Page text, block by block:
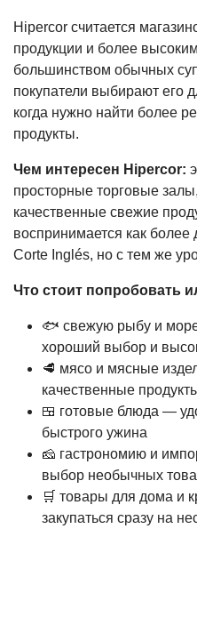
Hipercor считается
продукции и более
большинством обычных
покупатели выбирают его
когда нужно найти более
продукты.
Чем интересен Hipercor:
просторные торговые
качественные свежие
воспринимается как более
Corte Inglés, но с тем же
Что стоит попробовать
🐟 свежую рыбу и
хороший выбор и
🥩 мясо и мясные
качественные
🍱 готовые блюда —
быстрого ужина
🧀 гастрономию и
выбор необычных
🛒 товары для дома и
закупаться сразу на